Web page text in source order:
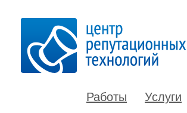
Работы Услуги